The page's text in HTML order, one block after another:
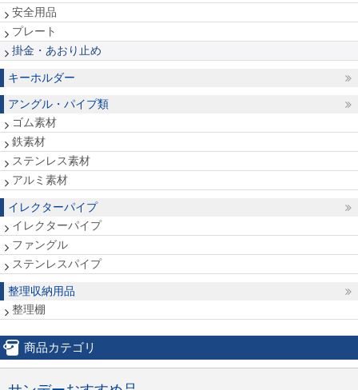
安全用品
プレート
掛金・あおり止め
キーホルダー
アングル・パイプ類
ゴム素材
鉄素材
ステンレス素材
アルミ素材
イレクターパイプ
イレクターパイプ
ファングル
ステンレスパイプ
整理収納用品
整理棚
商品カテゴリ